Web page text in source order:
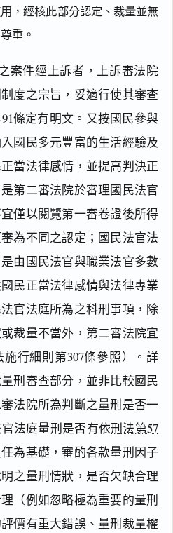
，經核此部分認定、裁量並無
重。
案件經上訴者，上訴審法院
度之宗旨，妥適行使其審查
條定有明文。又按國民參與
國民多元豐富的生活經驗及
當法律感情，並提高判決正
第二審法院於審理國民法官
僅以閱覽第一審卷證後所得
為不同之認定；國民法官法
由國民法官與職業法官多數
民正當法律感情與法律專業
官法庭所為之科刑事項，除
裁量不當外，第二審法院宜
行細則第307條參照）。詳
刑審查部分，並非比較國民
法院所為判斷之量刑是否一
法庭量刑是否有依刑法第57
為基礎，審酌各款量刑因子
之量刑情狀，是否欠缺合理
（例如忽略極為重要的量刑
價有重大錯誤、量刑裁量權